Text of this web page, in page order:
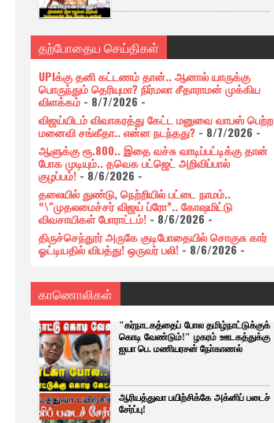
தற்போதைய செய்திகள்
UPIக்கு தனி கட்டணம் தான்.. ஆனால் யாருக்கு
பொருந்தும் தெரியுமா? நிர்மலா சீதாராமன் முக்கிய
விளக்கம் - 8/7/2026 -
விஜய்யிடம் விவாகரத்து கேட்ட மனுவை வாபஸ் பெற்ற
மனைவி சங்கீதா.. என்ன நடந்தது? - 8/7/2026 -
ஆளுக்கு ரூ.800.. இதை வச்சு வாடிப்பட்டிக்கு தான்
போக முடியும்.. தவெக பட்ஜெட் அறிவிப்பால்
குழப்பம்!- 8/6/2026 -
தலையில் துண்டு, நெற்றியில் பட்டை நாமம்..
“\"முதலமைச்சர் விஜய் ப்ரோ”.. கோஷமிட்டு
விவசாயிகள் போராட்டம்! - 8/6/2026-
திருச்செந்தூர் அருகே குடிபோதையில் சொகுசு கார்
ஓட்டியதில் விபத்து! ஒருவர் பலி! - 8/6/2026-
காணொலிகள்
"கர்நாடகத்தைப் போல தமிழ்நாட்டுக்குக்
கொடி வேண்டும்!" ழகரம் ஊடகத்துக்கு
ஐயா பெ. மணியரசன் நோ்காணல்
ஆரியத்துவா பயிற்சிக்கே அக்னிப் படைச்
சேர்ப்பு!